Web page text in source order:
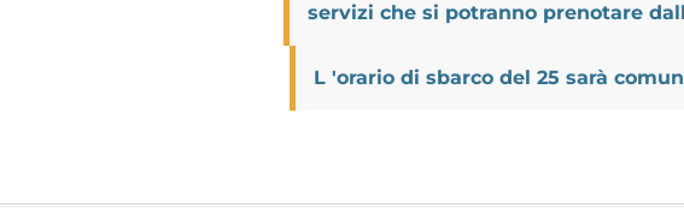
servizi che si potranno prenotare
L 'orario di sbarco del 25 sarà